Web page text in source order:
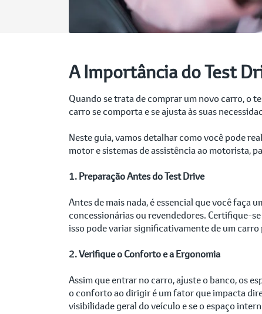
A Importância do Test
Quando se trata de comprar um novo carro, o
carro se comporta e se ajusta às suas
Neste guia, vamos detalhar como você pode
motor e sistemas de assistência ao motorista,
1. Preparação Antes do Test Drive
Antes de mais nada, é essencial que você faça
concessionárias ou revendedores. Certifique-
isso pode variar significativamente de um carro
2. Verifique o Conforto e a Ergonomia
Assim que entrar no carro, ajuste o banco, os
o conforto ao dirigir é um fator que impacta
visibilidade geral do veículo e se o espaço